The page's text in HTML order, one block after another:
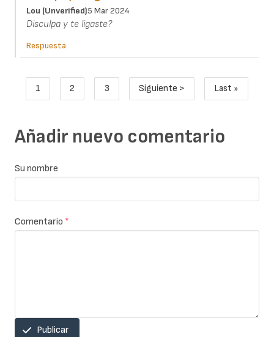
Lou (unverified)5 Mar 2024
Disculpa y te ligaste?
Respuesta
Paginación
Página actual
1
Page
2
Page
3
Siguiente página
Siguiente >
Última
Last »
Añadir nuevo comentario
Su nombre
Comentario *
Publicar